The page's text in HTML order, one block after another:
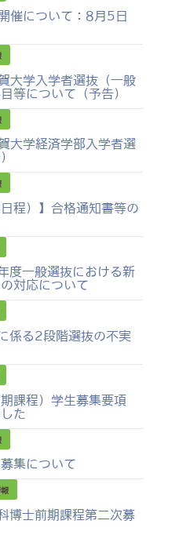
催について：8月5日
大学入学者選抜（一般
等について（予告）
大学経済学部入学者選
程）】合格通知書等の
度一般選抜における新
対応について
係る2段階選抜の不実
課程）学生募集要項
た
集について
報
博士前期課程第二次募